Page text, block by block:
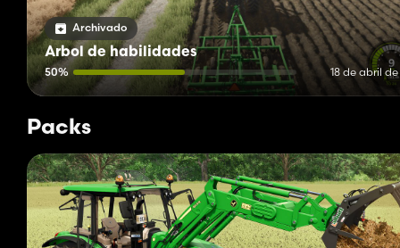
Archivado
Árbol de habilidades
50% 18 de abril
Packs